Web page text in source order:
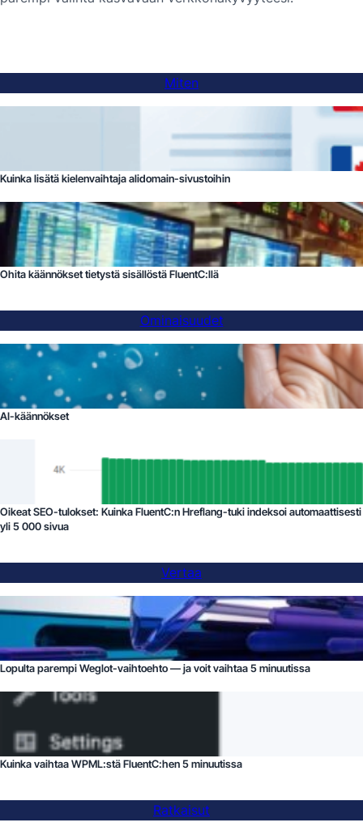
Miten
Kuinka lisätä kielenvaihtaja alidomain-sivustoihin
Ohita käännökset tietystä sisällöstä FluentC:llä
Ominaisuudet
AI-käännökset
Oikeat SEO-tulokset: Kuinka FluentC:n Hreflang-tuki indeksoi automaattisesti
yli 5 000 sivua
Vertaa
Lopulta parempi Weglot-vaihtoehto — ja voit vaihtaa 5 minuutissa
Kuinka vaihtaa WPML:stä FluentC:hen 5 minuutissa
Ratkaisut